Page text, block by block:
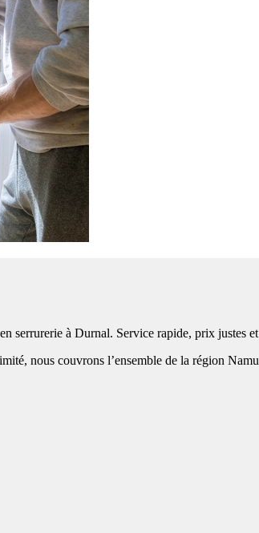
serrurerie à Durnal. Service rapide, prix justes
nous couvrons l’ensemble de la région